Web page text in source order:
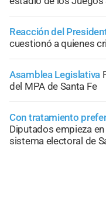
Reacción del
cuestionó a quienes
Asamblea Legislativa
del MPA de Santa Fe
Con tratamiento
Diputados empieza
sistema electoral de